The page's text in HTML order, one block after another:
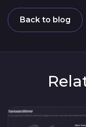
Back to blog